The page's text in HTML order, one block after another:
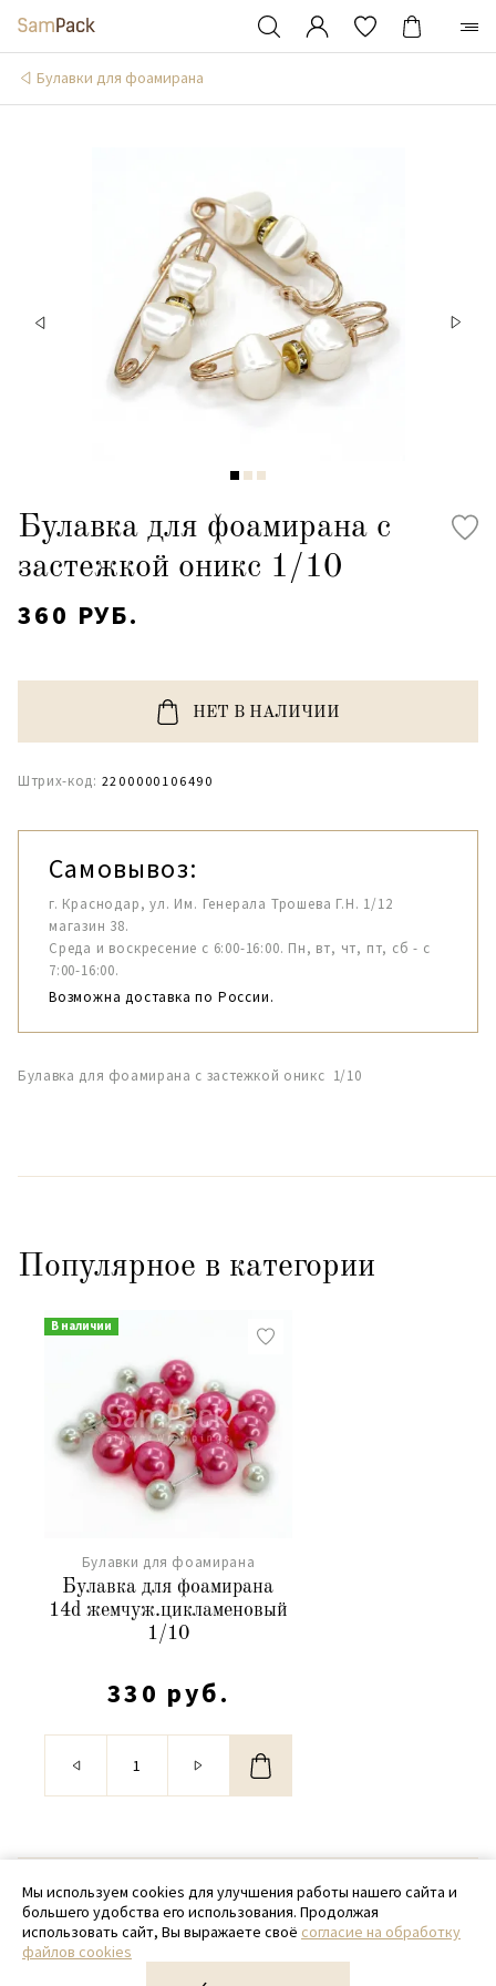
Булавки для фоамирана
Булавка для фоамирана с
застежкой оникс 1/10
360 РУБ.
НЕТ В НАЛИЧИИ
Штрих-код: 2200000106490
Самовывоз:
г. Краснодар, ул. Им. Генерала Трошева Г.Н. 1/12
магазин 38.
Среда и воскресение с 6:00-16:00. Пн, вт, чт, пт, сб - с
7:00-16:00.
Возможна доставка по России.
Булавка для фоамирана с застежкой оникс 1/10
Популярное в категории
В наличии
Булавки для фоамирана
Булавка для фоамирана
14d жемчуж.цикламеновый
1/10
330 руб.
© 2020 - 2026 SamPack
+ 7 (918) 699-97-87
zakaz@sampack.store
Мы используем cookies для улучшения работы нашего сайта и
большего удобства его использования. Продолжая
использовать сайт, Вы выражаете своё согласие на обработку
файлов cookies